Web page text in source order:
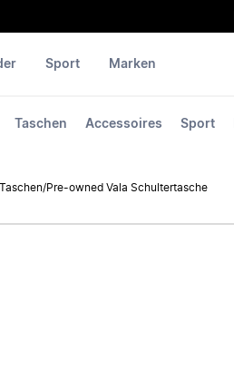
Taschen Accessoires Sport
Sport Marken
/Pre-owned Vala Schultertasche